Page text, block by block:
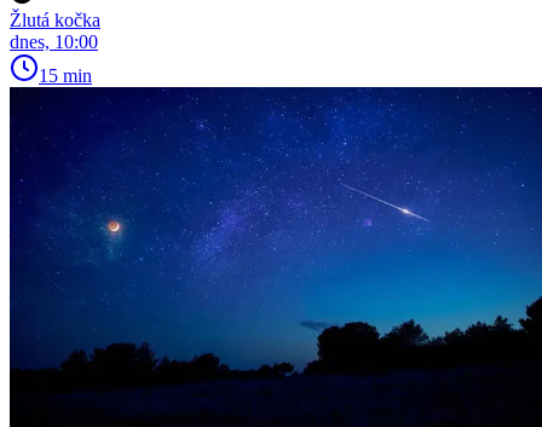
Žlutá kočka
dnes, 10:00
15 min